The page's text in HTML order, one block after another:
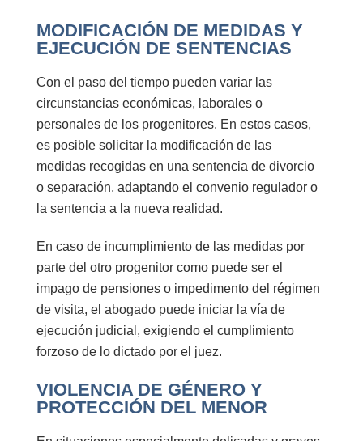
MODIFICACIÓN DE MEDIDAS Y
EJECUCIÓN DE SENTENCIAS
Con el paso del tiempo pueden variar las
circunstancias económicas, laborales o
personales de los progenitores. En estos casos,
es posible solicitar la modificación de las
medidasrecogidas en una sentencia de divorcio
o separación, adaptando el convenio regulador o
la sentencia a la nueva realidad.
En caso de incumplimiento de las medidas por
parte del otro progenitor como puede ser el
impago de pensiones o impedimento del régimen
de visita, el abogado puede iniciar la vía de
ejecución judicial , exigiendo el cumplimiento
forzoso de lo dictado por el juez.
VIOLENCIA DE GÉNERO Y
PROTECCIÓN DEL MENOR